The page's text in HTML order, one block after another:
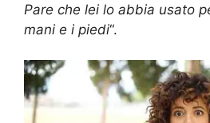
Pare che lei lo abbia usato
mani e i piedi“.